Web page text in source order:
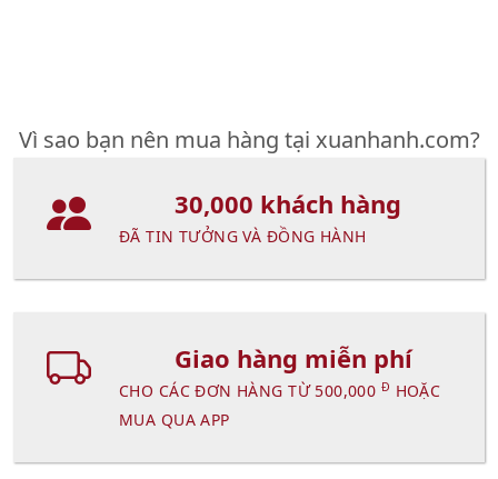
Vì sao bạn nên mua hàng tại xuanhanh.com?
30,000 khách hàng
ĐÃ TIN TƯỞNG VÀ ĐỒNG HÀNH
Giao hàng miễn phí
CHO CÁC ĐƠN HÀNG TỪ 500,000 Đ HOẶC
MUA QUA APP